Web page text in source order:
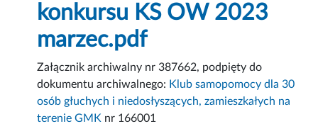
konkursu KS OW 2023
marzec.pdf
Załącznik archiwalny nr 387662, podpięty do
dokumentu archiwalnego: Klub samopomocy dla 30
osób głuchych i niedosłyszących, zamieszkałych na
terenie GMK nr 166001